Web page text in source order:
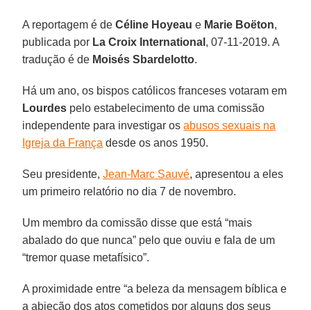
A reportagem é deCéline Hoyeau e Marie Boëton,
publicada por La Croix International , 07-11-2019. A
tradução é de Moisés Sbardelotto.
Há um ano, os bispos católicos franceses votaram em
Lourdes pelo estabelecimento de uma comissão
independente para investigar osabusos sexuais na
Igreja da França desde os anos 1950.
Seu presidente,Jean-Marc Sauvé, apresentou a eles
um primeiro relatório no dia 7 de novembro.
Um membro da comissão disse que está “mais
abalado do que nunca” pelo que ouviu e fala de um
“tremor quase metafísico”.
A proximidade entre “a beleza da mensagem bíblica e
a abjeção dos atos cometidos por alguns dos seus